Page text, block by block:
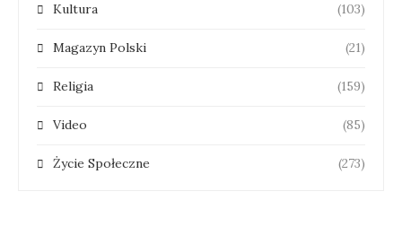
Kultura (103)
Magazyn Polski (21)
Religia (159)
Video (85)
Życie Społeczne (273)